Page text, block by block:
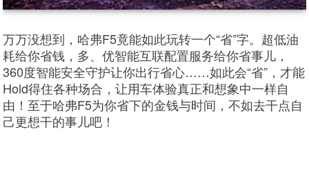
万万没想到，哈弗F5竟能如此玩转一个“省”字。超低油
耗给你省钱，多、优智能互联配置服务给你省事儿，
360度智能安全守护让你出行省心……如此会“省”，才能
Hold得住各种场合，让用车体验真正和想象中一样自
由！至于哈弗F5为你省下的金钱与时间，不如去干点自
己更想干的事儿吧！